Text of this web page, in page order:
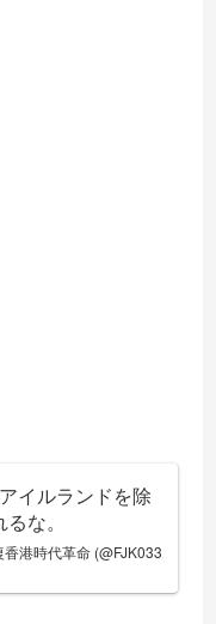
イルランドを除
な。
港時代革命 (@FJK033